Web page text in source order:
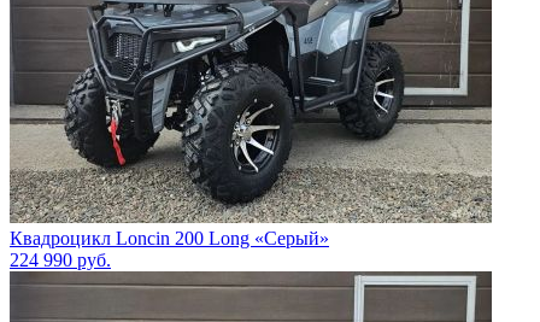
Квадроцикл Loncin 200 Long «Серый»
224 990 руб.